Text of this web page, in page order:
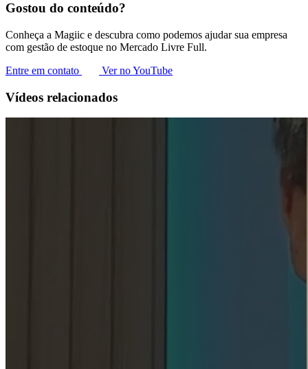
Gostou do conteúdo?
Conheça a Magiic e descubra como podemos ajudar sua empresa
com gestão de estoque no Mercado Livre Full.
Entre em contato
Ver no YouTube
Vídeos relacionados